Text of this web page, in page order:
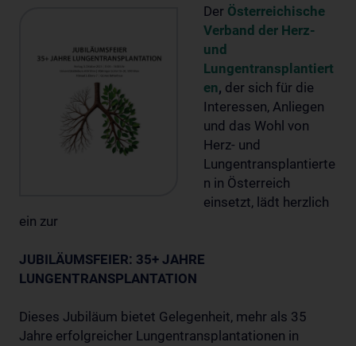
Der Österreichische
Verband der Herz-
und
Lungentransplantiert
en, der sich für die
Interessen, Anliegen
und das Wohl von
Herz- und
Lungentransplantierte
n in Österreich
einsetzt, lädt herzlich
ein zur
JUBILÄUMSFEIER: 35+ JAHRE
LUNGENTRANSPLANTATION
Dieses Jubiläum bietet Gelegenheit, mehr als 35
Jahre erfolgreicher Lungentransplantationen in